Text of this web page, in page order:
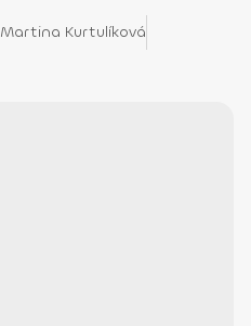
Martina Kurtulíková